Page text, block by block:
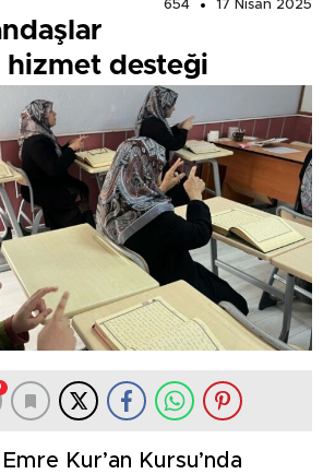
654
17 Nisan 2025
hizmet desteği
Kur’an Kursu’nda